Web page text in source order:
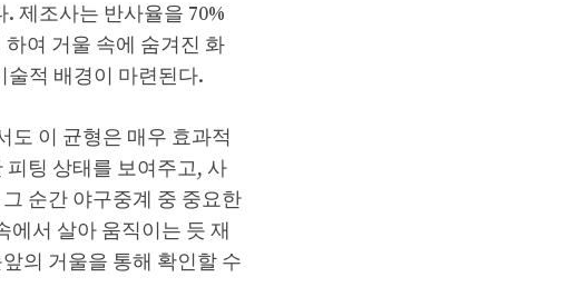
제조사는 반사율을 70%
여 거울 속에 숨겨진 화
적 배경이 마련된다.
도 이 균형은 매우 효과적
팅 상태를 보여주고, 사
순간 야구중계 중 중요한
에서 살아 움직이는 듯 재
의 거울을 통해 확인할 수